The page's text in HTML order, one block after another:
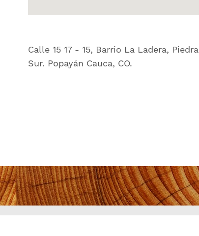
Calle 15 17 - 15, Barrio La Ladera, Piedra
Sur. Popayán Cauca, CO.